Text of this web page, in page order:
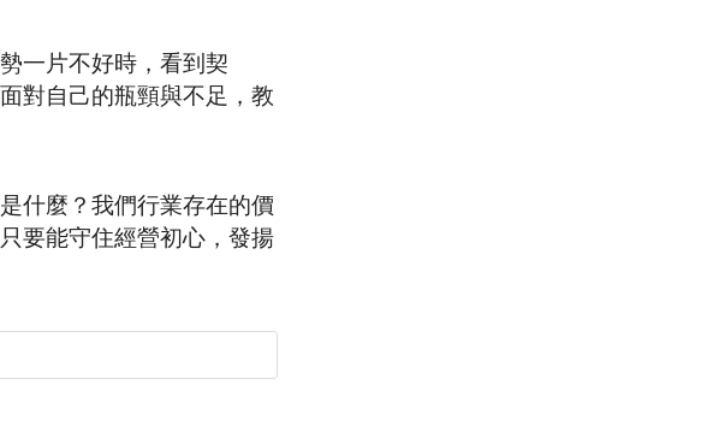
一片不好時，看到契
對自己的瓶頸與不足，教
什麼？我們行業存在的價
要能守住經營初心，發揚